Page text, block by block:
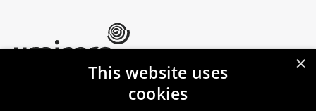
Umicore Homepage
About Umicore
×
This website uses
cookies